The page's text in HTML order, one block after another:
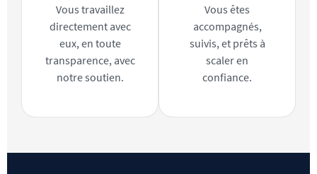
Vous travaillez
directement avec
eux, en toute
transparence, avec
notre soutien.
Vous êtes
accompagnés,
suivis, et prêts à
scaler en
confiance.